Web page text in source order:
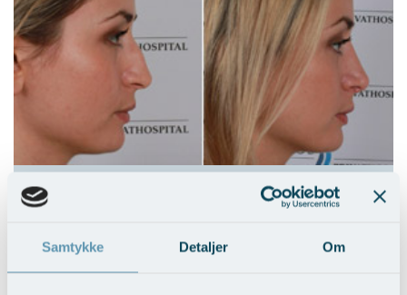
Samtykke Detaljer Om
Sænkning og afsmalning af næseryg
Vis behandlingseksempler